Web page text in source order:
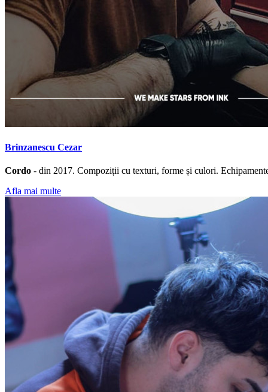
Brinzanescu Cezar
Cordo - din 2017. Compoziții cu texturi, forme și culori.
Afla mai multe